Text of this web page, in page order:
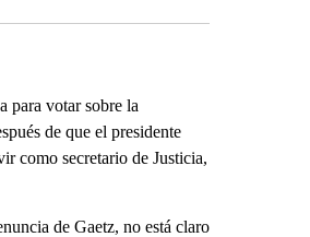
para votar sobre la
de que el presidente
como secretario de Justicia,
de Gaetz, no está claro